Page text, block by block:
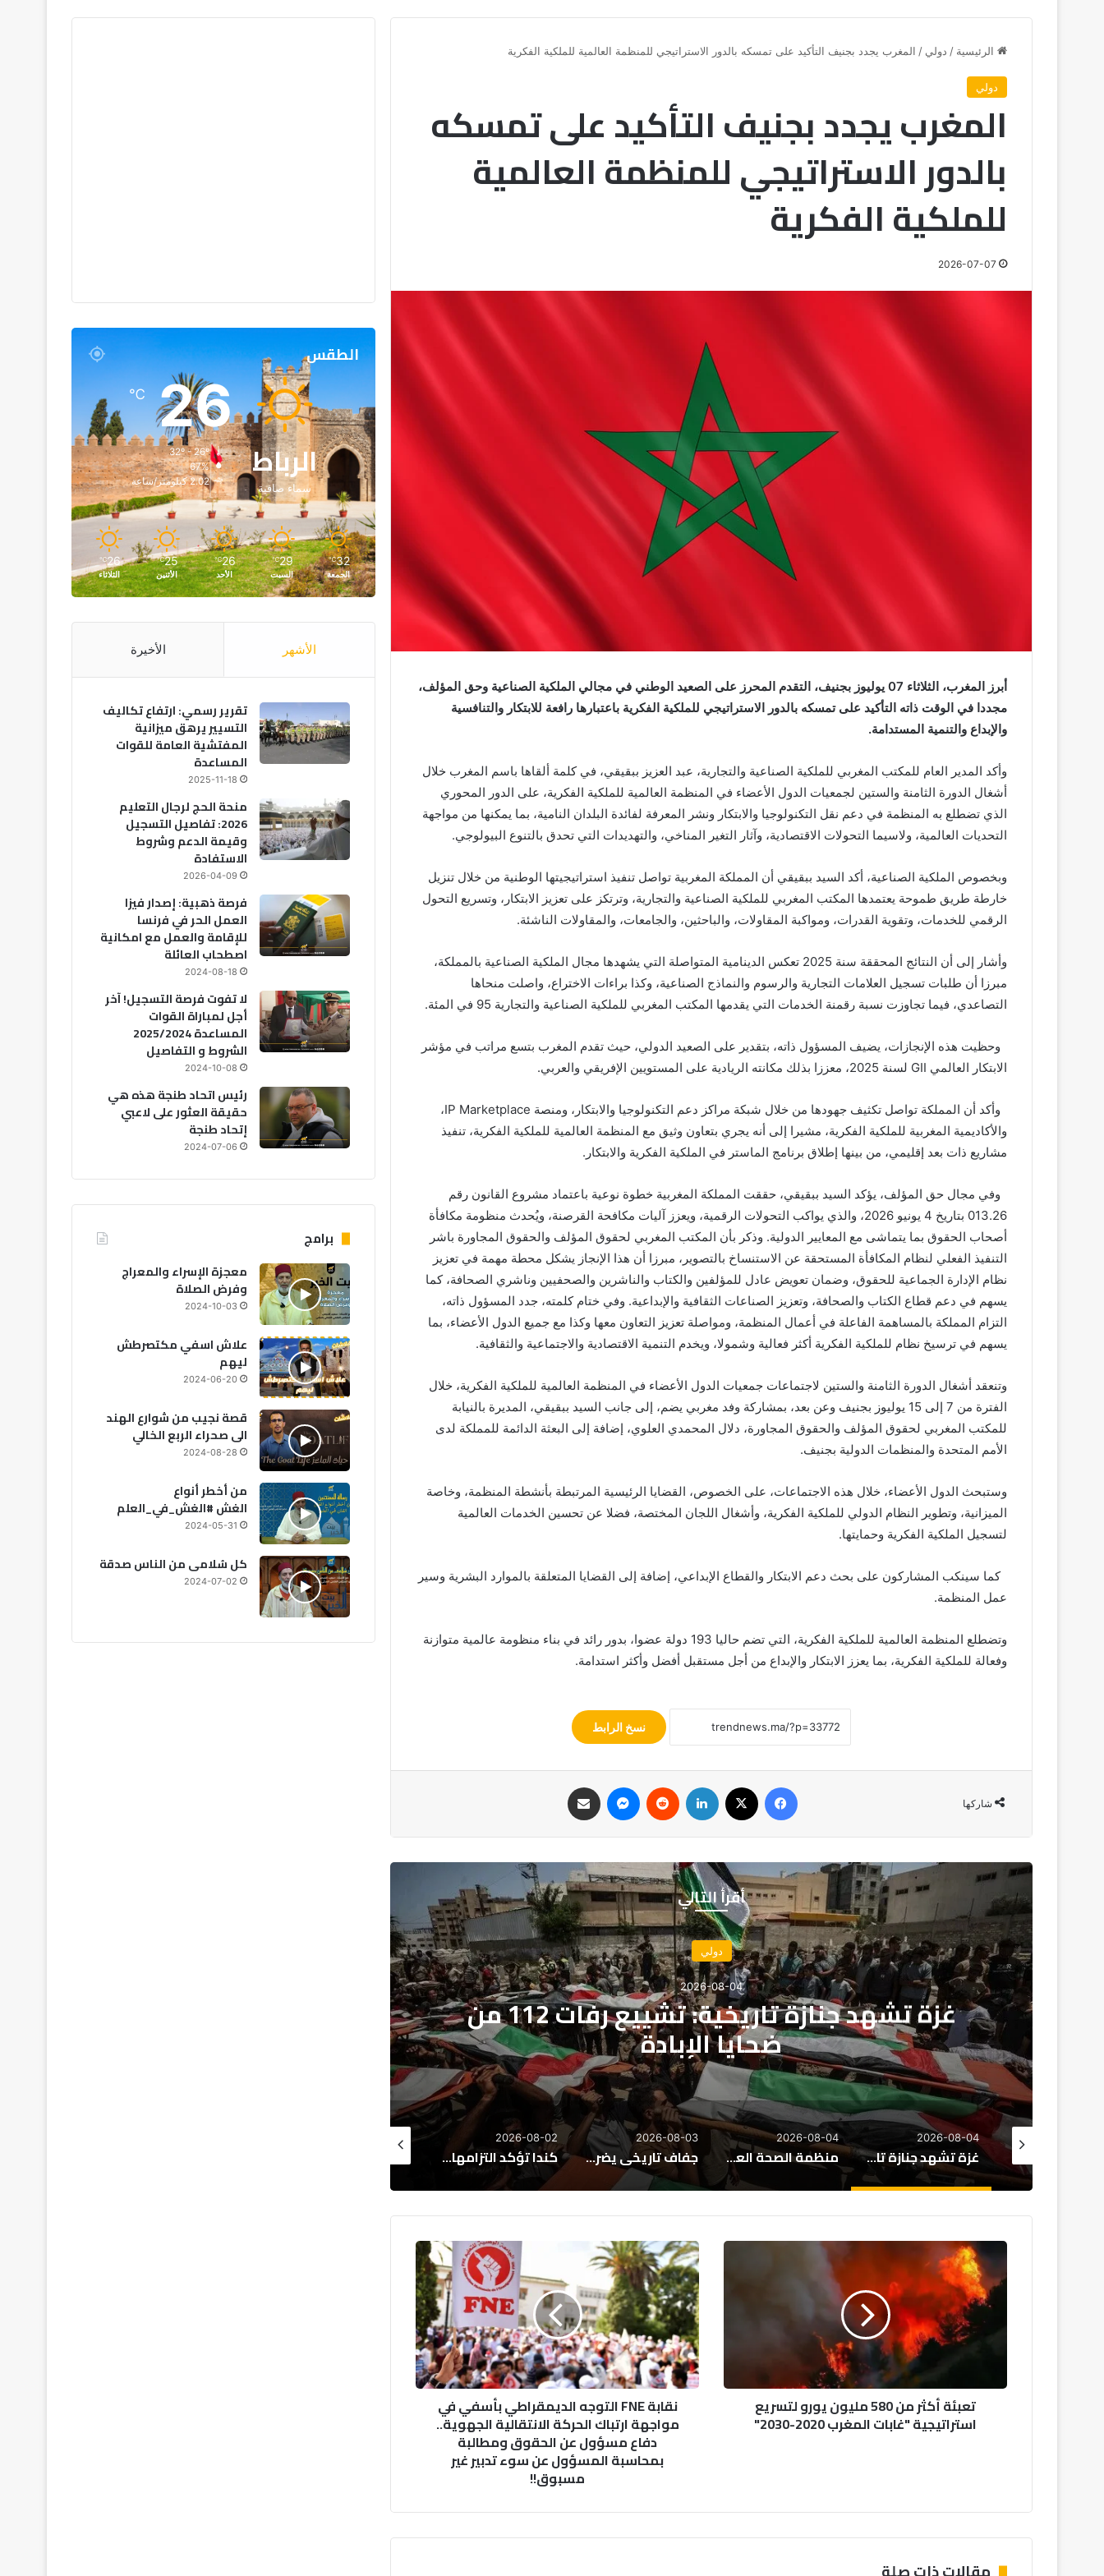
الرئيسية / دولي / المغرب يجدد بجنيف التأكيد على تمسكه بالدور الاستراتيجي للمنظمة العالمية للملكية الفكرية
دولي
المغرب يجدد بجنيف التأكيد على تمسكه
بالدور الاستراتيجي للمنظمة العالمية
للملكية الفكرية
2026-07-07
أبرز المغرب، الثلاثاء 07 يوليوز بجنيف، التقدم المحرز على الصعيد الوطني في مجالي الملكية الصناعية وحق المؤلف،
مجددا في الوقت ذاته التأكيد على تمسكه بالدور الاستراتيجي للملكية الفكرية باعتبارها رافعة للابتكار والتنافسية
والإبداع والتنمية المستدامة.
وأكد المدير العام للمكتب المغربي للملكية الصناعية والتجارية، عبد العزيز ببقيقي، في كلمة ألقاها باسم المغرب خلال
أشغال الدورة الثامنة والستين لجمعيات الدول الأعضاء في المنظمة العالمية للملكية الفكرية، على الدور المحوري
الذي تضطلع به المنظمة في دعم نقل التكنولوجيا والابتكار ونشر المعرفة لفائدة البلدان النامية، بما يمكنها من مواجهة
التحديات العالمية، ولاسيما التحولات الاقتصادية، وآثار التغير المناخي، والتهديدات التي تحدق بالتنوع البيولوجي.
وبخصوص الملكية الصناعية، أكد السيد ببقيقي أن المملكة المغربية تواصل تنفيذ استراتيجيتها الوطنية من خلال تنزيل
خارطة طريق طموحة يعتمدها المكتب المغربي للملكية الصناعية والتجارية، وترتكز على تعزيز الابتكار، وتسريع التحول
الرقمي للخدمات، وتقوية القدرات، ومواكبة المقاولات، والباحثين، والجامعات، والمقاولات الناشئة.
وأشار إلى أن النتائج المحققة سنة 2025 تعكس الدينامية المتواصلة التي يشهدها مجال الملكية الصناعية بالمملكة،
مبرزا أن طلبات تسجيل العلامات التجارية والرسوم والنماذج الصناعية، وكذا براءات الاختراع، واصلت منحاها
التصاعدي، فيما تجاوزت نسبة رقمنة الخدمات التي يقدمها المكتب المغربي للملكية الصناعية والتجارية 95 في المئة.
وحظيت هذه الإنجازات، يضيف المسؤول ذاته، بتقدير على الصعيد الدولي، حيث تقدم المغرب بتسع مراتب في مؤشر
الابتكار العالمي GII لسنة 2025، معززا بذلك مكانته الريادية على المستويين الإفريقي والعربي.
وأكد أن المملكة تواصل تكثيف جهودها من خلال شبكة مراكز دعم التكنولوجيا والابتكار، ومنصة IP Marketplace،
والأكاديمية المغربية للملكية الفكرية، مشيرا إلى أنه يجري بتعاون وثيق مع المنظمة العالمية للملكية الفكرية، تنفيذ
مشاريع ذات بعد إقليمي، من بينها إطلاق برنامج الماستر في الملكية الفكرية والابتكار.
وفي مجال حق المؤلف، يؤكد السيد ببقيقي، حققت المملكة المغربية خطوة نوعية باعتماد مشروع القانون رقم
013.26 بتاريخ 4 يونيو 2026، والذي يواكب التحولات الرقمية، ويعزز آليات مكافحة القرصنة، ويُحدث منظومة مكافأة
أصحاب الحقوق بما يتماشى مع المعايير الدولية. وذكر بأن المكتب المغربي لحقوق المؤلف والحقوق المجاورة باشر
التنفيذ الفعلي لنظام المكافأة المستحقة عن الاستنساخ بالتصوير، مبرزا أن هذا الإنجاز يشكل محطة مهمة في تعزيز
نظام الإدارة الجماعية للحقوق، وضمان تعويض عادل للمؤلفين والكتاب والناشرين والصحفيين وناشري الصحافة، كما
يسهم في دعم قطاع الكتاب والصحافة، وتعزيز الصناعات الثقافية والإبداعية. وفي ختام كلمته، جدد المسؤول ذاته،
التزام المملكة بالمساهمة الفاعلة في أعمال المنظمة، ومواصلة تعزيز التعاون معها وكذا مع جميع الدول الأعضاء، بما
يسهم في ترسيخ نظام للملكية الفكرية أكثر فعالية وشمولا، ويخدم التنمية الاقتصادية والاجتماعية والثقافية.
وتنعقد أشغال الدورة الثامنة والستين لاجتماعات جمعيات الدول الأعضاء في المنظمة العالمية للملكية الفكرية، خلال
الفترة من 7 إلى 15 يوليوز بجنيف وعن بعد، بمشاركة وفد مغربي يضم، إلى جانب السيد ببقيقي، المديرة بالنيابة
للمكتب المغربي لحقوق المؤلف والحقوق المجاورة، دلال المحمدي العلوي، إضافة إلى البعثة الدائمة للمملكة لدى
الأمم المتحدة والمنظمات الدولية بجنيف.
وستبحث الدول الأعضاء، خلال هذه الاجتماعات، على الخصوص، القضايا الرئيسية المرتبطة بأنشطة المنظمة، وخاصة
الميزانية، وتطوير النظام الدولي للملكية الفكرية، وأشغال اللجان المختصة، فضلا عن تحسين الخدمات العالمية
لتسجيل الملكية الفكرية وحمايتها.
كما سينكب المشاركون على بحث دعم الابتكار والقطاع الإبداعي، إضافة إلى القضايا المتعلقة بالموارد البشرية وسير
عمل المنظمة.
وتضطلع المنظمة العالمية للملكية الفكرية، التي تضم حاليا 193 دولة عضوا، بدور رائد في بناء منظومة عالمية متوازنة
وفعالة للملكية الفكرية، بما يعزز الابتكار والإبداع من أجل مستقبل أفضل وأكثر استدامة.
نسخ الرابط
شاركها
فيسبوك لينكدإن ماسنجر
أقرأ التالي
دولي
2026-08-04
منظمة الصحة العالمية تطلب دعماً إضافياً
لمواجهة تفشي إيبولا في الكونغو
غزة تشهد جنازة تاريخية: تشييع رفات 112 من ضحايا الإبادة
2026-08-04
منظمة الصحة العالمية تطلب دعماً إضافياً لمواجهة تفشي إيبولا في الكونغو
2026-08-03
جفاف تاريخي يضرب إنجلترا وويلز.. الأسوأ منذ 1836
2026-08-02
كندا تؤكد التزامها بتعزيز العلاقات المغربية الكندية وتوسيع مجالات التعاون
2026-08-02
فرنسا تشدد الرقابة على الاستثمارات الأجنبية
2026-08-02
تعبئة
من
580
يورو
"غابات
المغرب
تعبئة أكثر من 580 مليون يورو لتسريع
استراتيجية "غابات المغرب 2020-2030"
نقابة
FNE
التوجه
الديمقراطي
بأسفي
في
مواجهة
ارتباك
الحركة
الانتقالية
الجهوية..
المسؤول
نقابة FNE التوجه الديمقراطي بأسفي في
مواجهة ارتباك الحركة الانتقالية الجهوية..
دفاع مسؤول عن الحقوق ومطالبة
بمحاسبة المسؤول عن سوء تدبير غير
مسبوق!!
الطقس
الرباط
سماء صافية
26
℃
32º - 26º
67%
2.02 كيلومتر/ساعة
32
℃
الجمعة
29
℃
السبت
26
℃
الأحد
25
℃
الأثنين
26
℃
الثلاثاء
الأشهر الأخيرة
تقرير رسمي: ارتفاع تكاليف
التسيير يرهق ميزانية
المفتشية العامة للقوات
المساعدة
2025-11-18
منحة الحج لرجال التعليم
2026: تفاصيل التسجيل
وقيمة الدعم وشروط
الاستفادة
2026-04-09
فرصة ذهبية: إصدار فيزا
العمل الحر في فرنسا
للإقامة والعمل مع امكانية
اصطحاب العائلة
2024-08-18
لا تفوت فرصة التسجيل! آخر
أجل لمباراة القوات
المساعدة 2025/2024
الشروط و التفاصيل
2024-10-08
رئيس اتحاد طنجة هذه هي
حقيقة العثور على لاعبي
إتحاد طنجة
2024-07-06
برامج
معجزة الإسراء والمعراج
وفرض الصلاة
2024-10-03
علاش اسفي مكتصرطش
ليهم
2024-06-20
قصة نجيب من شوارع الهند
الى صحراء الربع الخالي
2024-08-28
من أخطر أنواع
الغش #الغش_في_العلم
2024-05-31
كل سُلامى من الناس صدقة
2024-07-02